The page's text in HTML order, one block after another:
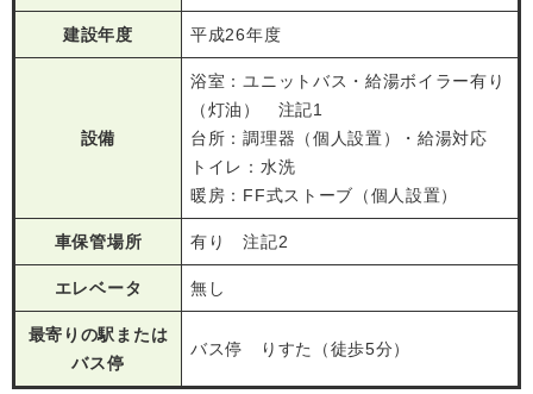
建設年度 平成26年度
設備
浴室：ユニットバス・給湯ボイラー有り
（灯油） 注記1
台所：調理器（個人設置）・給湯対応
トイレ：水洗
暖房：FF式ストーブ（個人設置）
車保管場所 有り 注記2
エレベータ 無し
最寄りの駅または
バス停
バス停 りすた（徒歩5分）